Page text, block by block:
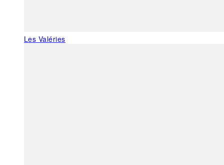
Les Valéries